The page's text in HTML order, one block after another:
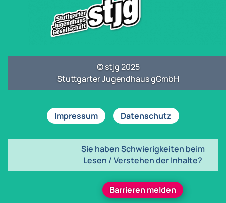
© stjg 2025
Stuttgarter Jugendhaus gGmbH
Impressum Datenschutz
Sie haben Schwierigkeiten beim
Lesen / Verstehen der Inhalte?
Barrieren melden